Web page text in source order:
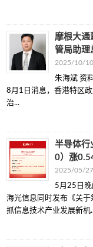
摩根大通
管局助理
2025/10/
朱海斌 资
8月1日消息，香港特区
治...
半导体行
0）涨
2025/05/
5月25日晚
海光信息同时发布《关
抓信息技术产业发展新机